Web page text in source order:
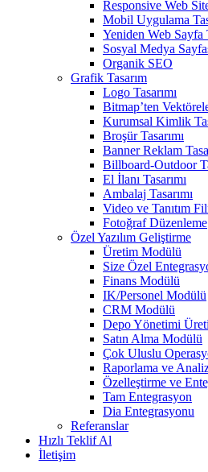
Responsive Web
Mobil Uygulama
Yeniden Web Sayfa
Sosyal Medya
Organik SEO
Grafik Tasarım
Logo Tasarımı
Bitmap’ten
Kurumsal Kimlik
Broşür Tasarımı
Banner Reklam
Billboard-Outdoor
El İlanı Tasarımı
Ambalaj Tasarımı
Video ve Tanıtım
Fotoğraf Düzenleme
Özel Yazılım Geliştirme
Üretim Modülü
Size Özel
Finans Modülü
IK/Personel Modülü
CRM Modülü
Depo Yönetimi
Satın Alma Modülü
Çok Uluslu
Raporlama ve
Özelleştirme ve
Tam Entegrasyon
Dia Entegrasyonu
Referanslar
Hızlı Teklif Al
İletişim